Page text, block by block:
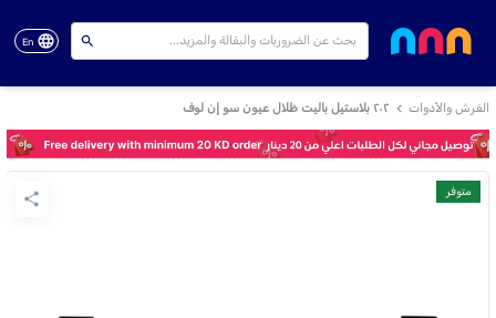
En
الفرش والأدوات ٢٠٢ بلاستيل باليت ظلال عيون سو إن لوف
متوفر